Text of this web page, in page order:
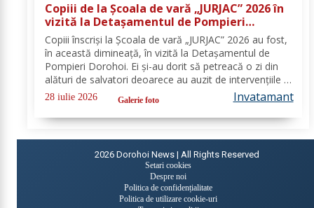
Copiii de la Școala de vară „JURJAC” 2026 în
vizită la Detașamentul de Pompieri
Dorohoi - FOTO
Copiii înscriși la Școala de vară „JURJAC” 2026 au fost,
în această dimineață, în vizită la Detașamentul de
Pompieri Dorohoi. Ei și-au dorit să petreacă o zi din
alături de salvatori deoarece au auzit de intervențiile la
care au participat și de oamenii pe care i-au ajutat de-
a lungul timpului. „Ne...
28 iulie 2026 Galerie foto Invatamant
2026 Dorohoi News | All Rights Reserved
Setari cookies
Despre noi
Politica de confidențialitate
Politica de utilizare cookie-uri